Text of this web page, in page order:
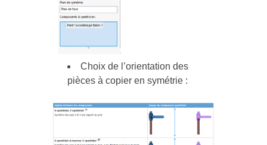
Choix de l’orientation des
pièces à copier en symétrie :